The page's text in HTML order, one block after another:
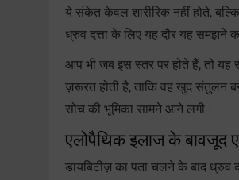
ये संकेत केवल शारीरिक नहीं होते,
ध्रुव दत्ता के लिए यह दौर यह समझने
आप भी जब इस स्तर पर होते हैं, तो
ज़रूरत होती है, ताकि वह खुद संतुलन
सोच की भूमिका सामने आने लगी।
एलोपैथिक इलाज के बावजूद
डायबिटीज़ का पता चलने के बाद ध्रुव